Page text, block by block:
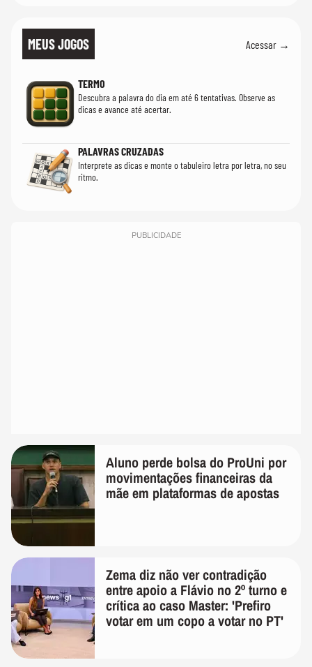
MEUS JOGOS Acessar →
TERMO
Descubra a palavra do dia em até 6 tentativas. Observe as
dicas e avance até acertar.
PALAVRAS CRUZADAS
Interprete as dicas e monte o tabuleiro letra por letra, no seu
ritmo.
PUBLICIDADE
Aluno perde bolsa do ProUni por
movimentações financeiras da
mãe em plataformas de apostas
Zema diz não ver contradição
entre apoio a Flávio no 2º turno e
crítica ao caso Master: 'Prefiro
votar em um copo a votar no PT'